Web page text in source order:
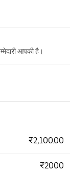
आपकी है।
₹2,100.00
₹2000